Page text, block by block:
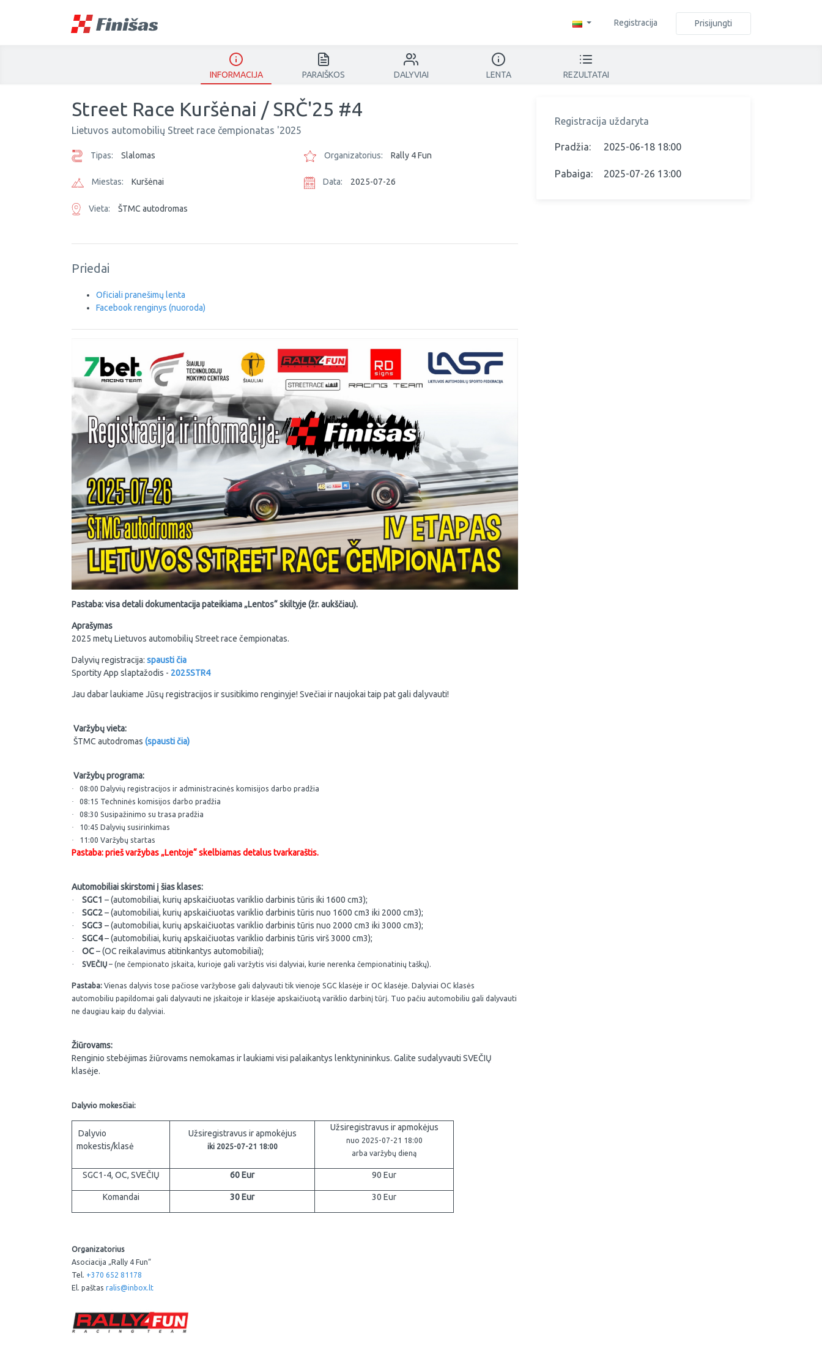
Registracija Prisijungti
INFORMACIJA PARAIŠKOS DALYVIAI LENTA REZULTATAI
Street Race Kuršėnai / SRČ'25 #4
Lietuvos automobilių Street race čempionatas '2025
Tipas: Slalomas Organizatorius: Rally 4 Fun
Miestas: Kuršėnai Data: 2025-07-26
Vieta: ŠTMC autodromas
Priedai
Oficiali pranešimų lenta
Facebook renginys (nuoroda)
Pastaba: visa detali dokumentacija pateikiama „Lentos“ skiltyje (žr. aukščiau).
Aprašymas
2025 metų Lietuvos automobilių Street race čempionatas.
Dalyvių registracija: spausti čia
Sportity App slaptažodis - 2025STR4
Jau dabar laukiame Jūsų registracijos ir susitikimo renginyje! Svečiai ir naujokai taip pat gali dalyvauti!
Varžybų vieta:
ŠTMC autodromas (spausti čia)
Varžybų programa:
· 08:00 Dalyvių registracijos ir administracinės komisijos darbo pradžia
· 08:15 Techninės komisijos darbo pradžia
· 08:30 Susipažinimo su trasa pradžia
· 10:45 Dalyvių susirinkimas
· 11:00 Varžybų startas
Pastaba: prieš varžybas „Lentoje“ skelbiamas detalus tvarkaraštis.
Automobiliai skirstomi į šias klases:
· SGC1 – (automobiliai, kurių apskaičiuotas variklio darbinis tūris iki 1600 cm3);
· SGC2– (automobiliai, kurių apskaičiuotas variklio darbinis tūris nuo 1600 cm3 iki 2000 cm3);
· SGC3 – (automobiliai, kurių apskaičiuotas variklio darbinis tūris nuo 2000 cm3 iki 3000 cm3);
· SGC4– (automobiliai, kurių apskaičiuotas variklio darbinis tūris virš 3000 cm3);
· OC– (OC reikalavimus atitinkantys automobiliai);
· SVEČIŲ – (ne čempionato įskaita, kurioje gali varžytis visi dalyviai, kurie nerenka čempionatinių taškų).
Pastaba: Vienas dalyvis tose pačiose varžybose gali dalyvauti tik vienoje SGC klasėje ir OC klasėje. Dalyviai OC klasės
automobiliu papildomai gali dalyvauti ne įskaitoje ir klasėje apskaičiuotą variklio darbinį tūrį. Tuo pačiu automobiliu gali dalyvauti
ne daugiau kaip du dalyviai.
Žiūrovams:
Renginio stebėjimas žiūrovams nemokamas ir laukiami visi palaikantys lenktynininkus. Galite sudalyvauti SVEČIŲ
klasėje.
Dalyvio mokesčiai:
Dalyvio
mokestis/klasė
Užsiregistravus ir apmokėjus
iki 2025-07-21 18:00
Užsiregistravus ir apmokėjus
nuo 2025-07-21 18:00
arba varžybų dieną
SGC1-4, OC, SVEČIŲ 60 Eur 90 Eur
Komandai 30 Eur 30 Eur
Organizatorius
Asociacija „Rally 4 Fun“
Tel. +370 652 81178
El. paštas ralis@inbox.lt
Registracija uždaryta
Pradžia: 2025-06-18 18:00
Pabaiga: 2025-07-26 13:00